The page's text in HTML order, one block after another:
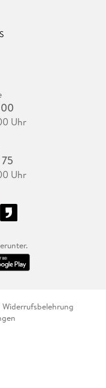
Uhr
Uhr
Widerrufsbelehrung